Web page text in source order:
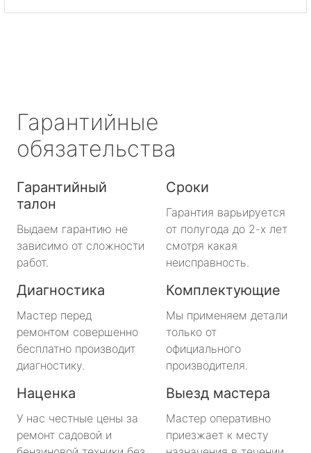
Гарантийные
обязательства
Гарантийный
талон
Выдаем гарантию не
зависимо от сложности
работ.
Сроки
Гарантия варьируется
от полугода до 2-х лет
смотря какая
неисправность.
Диагностика
Мастер перед
ремонтом совершенно
бесплатно производит
диагностику.
Комплектующие
Мы применяем детали
только от
официального
производителя.
Наценка
У нас честные цены за
ремонт садовой и
Выезд мастера
Мастер оперативно
приезжает к месту